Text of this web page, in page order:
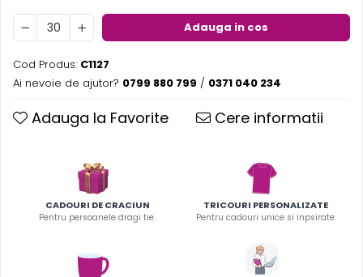
Infoboard
Steaguri
Standuri Mari
Standuri Mici
Adauga in cos
Cod Produs: C1127
Ai nevoie de ajutor? 0799 880 799 / 0371 040 234
Adauga la Favorite Cere informatii
CADOURI DE CRACIUN
Pentru persoanele dragi tie.
TRICOURI PERSONALIZATE
Pentru cadouri unice si inpsirate.